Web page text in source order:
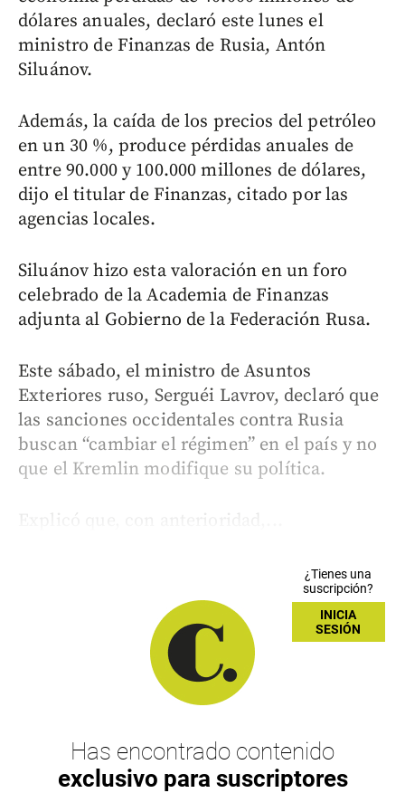
dólares anuales, declaró este lunes el
ministro de Finanzas de Rusia, Antón
Siluánov.
Además, la caída de los precios del petróleo
en un 30 %, produce pérdidas anuales de
entre 90.000 y 100.000 millones de dólares,
dijo el titular de Finanzas, citado por las
agencias locales.
Siluánov hizo esta valoración en un foro
celebrado de la Academia de Finanzas
adjunta al Gobierno de la Federación Rusa.
Este sábado, el ministro de Asuntos
Exteriores ruso, Serguéi Lavrov, declaró que
las sanciones occidentales contra Rusia
buscan “cambiar el régimen” en el país y no
que el Kremlin modifique su política.
Explicó que, con anterioridad,...
¿Tienes una
suscripción?
INICIA
SESIÓN
Has encontrado contenido
exclusivo para suscriptores